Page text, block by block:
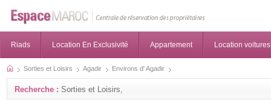
Riads Location En Exclusivité Appartement Location voitures
Sorties et Loisirs Agadir Environs d' Agadir
Recherche : Sorties et Loisirs,